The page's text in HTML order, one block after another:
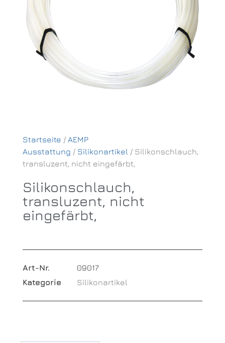
Startseite / AEMP
Ausstattung / Silikonartikel / Silikonschlauch,
transluzent, nicht eingefärbt,
Silikonschlauch,
transluzent, nicht
eingefärbt,
Art-Nr.
09017
Kategorie
Silikonartikel